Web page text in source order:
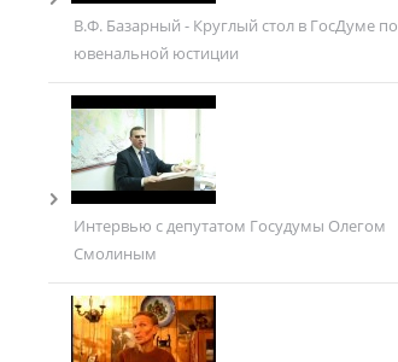
В.Ф. Базарный - Круглый стол в ГосДуме по
ювенальной юстиции
Интервью с депутатом Госудумы Олегом
Смолиным